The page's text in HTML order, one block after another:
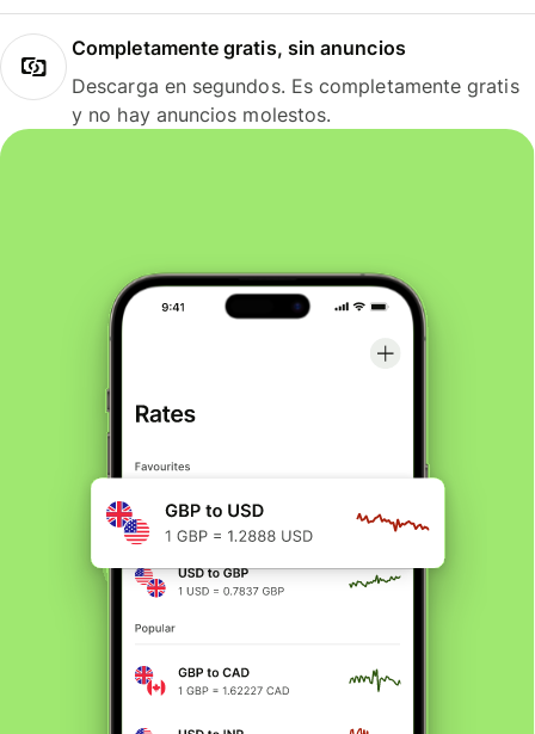
Completamente gratis, sin anuncios
Descarga en segundos. Es completamente gratis
y no hay anuncios molestos.